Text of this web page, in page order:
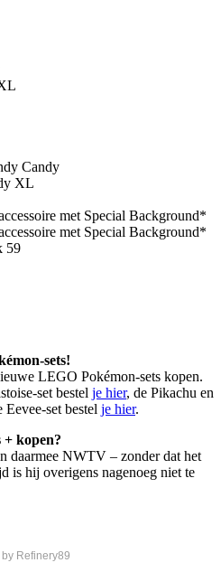
Candy
XL
met Special Background*
met Special Background*
59
sets!
LEGO Pokémon-sets kopen.
set bestel je hier, de Pikachu en
Eevee-set bestel je hier.
+ kopen?
daarmee NWTV – zonder dat het
is hij overigens nagenoeg niet te
Refinery89